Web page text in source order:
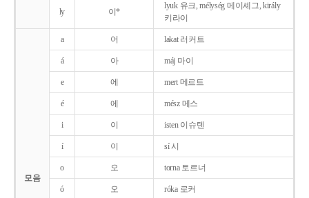
ly 이*
lyuk 유크, mélység 메이셰그, király
키라이
모음
a 어 lakat 러커트
á 아 máj 마이
e 에 mert 메르트
é 에 mész 메스
i 이 isten 이슈텐
í 이 sí 시
o 오 torna 토르너
ó 오 róka 로커